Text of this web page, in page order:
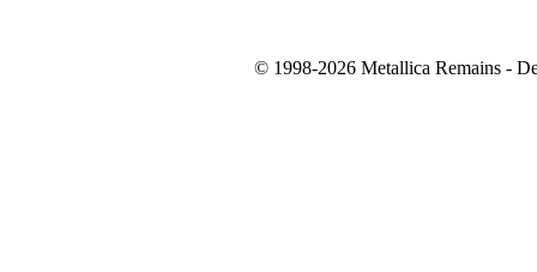
© 1998-2026 Metallica Remains -